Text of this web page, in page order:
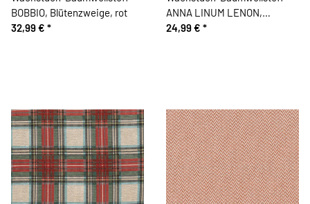
BOBBIO, Blütenzweige, rot
32,99 € *
ANNA LINUM LENON,
steingrau
24,99 € *